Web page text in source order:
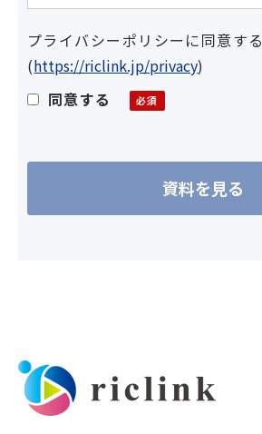
プライバシーポリシーに同意する
(https://riclink.jp/privacy)
同意する